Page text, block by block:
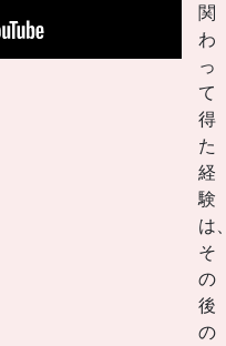
関
わ
っ
て
得
た
経
験
は
そ
の
後
の